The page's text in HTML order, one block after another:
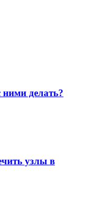
делать?
узлы в